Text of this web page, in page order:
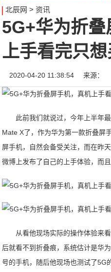
北辰网 > 资讯
5G+华为折
上手看完只
2020-04-20 11:38:54 来源：
此前我们就说过，今年上半年
Mate X了，作为华为第一款折叠屏
屏手机，自然会备受关注，而在昨
微博上发布了自己的上手体验，而
从看他现场实际的操作体验来
后就看不到折叠痕，系统估计是华
号的手机，随后他现场也测试了5G